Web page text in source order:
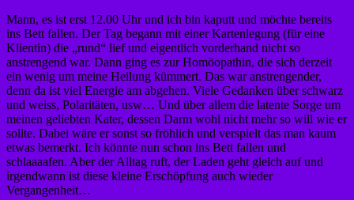
Mann, es ist erst 12.00 Uhr und ich bin kaputt und möchte bereits
ins Bett fallen. Der Tag begann mit einer Kartenlegung (für eine
Klientin) die „rund“ lief und eigentlich vorderhand nicht so
anstrengend war. Dann ging es zur Homöopathin, die sich derzeit
ein wenig um meine Heilung kümmert. Das war anstrengender,
denn da ist viel Energie am abgehen. Viele Gedanken über schwarz
und weiss, Polaritäten, usw… Und über allem die latente Sorge um
meinen geliebten Kater, dessen Darm wohl nicht mehr so will wie er
sollte. Dabei wäre er sonst so fröhlich und verspielt das man kaum
etwas bemerkt. Ich könnte nun schon ins Bett fallen und
schlaaaafen. Aber der Alltag ruft, der Laden geht gleich auf und
irgendwann ist diese kleine Erschöpfung auch wieder
Vergangenheit…